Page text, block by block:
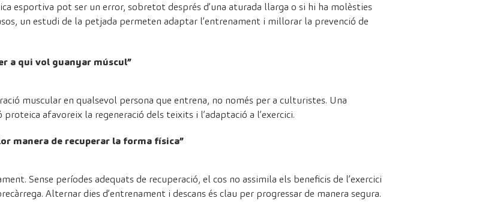
esportiva pot ser un error, sobretot després d’una aturada llarga o si hi ha molèsties
un estudi de la petjada permeten adaptar l’entrenament i millorar la prevenció de
a qui vol guanyar múscul”
muscular en qualsevol persona que entrena, no només per a culturistes. Una
afavoreix la regeneració dels teixits i l’adaptació a l’exercici.
manera de recuperar la forma física”
Sense períodes adequats de recuperació, el cos no assimila els beneficis de l’exercici
Alternar dies d’entrenament i descans és clau per progressar de manera segura.